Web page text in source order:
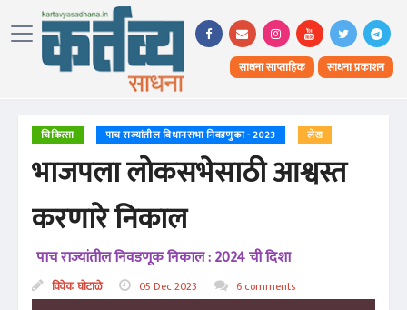
साधना साप्ताहिक साधना प्रकाशन
चिकित्सा पाच राज्यांतील विधानसभा निवडणुका - 2023 लेख
भाजपला लोकसभेसाठी आश्वस्त
करणारे निकाल
पाच राज्यांतील निवडणूक निकाल : 2024 ची दिशा
विवेक घोटाळे 05 Dec 2023 6 comments